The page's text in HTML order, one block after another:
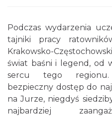
Metal vs Core
Zawiercie
6.45 km
Podczas wydarzenia
tajniki pracy
Krakowsko-
świat baśni i legend, od
sercu tego regionu.
bezpieczny dostęp do
na Jurze, niegdyś
najbardziej